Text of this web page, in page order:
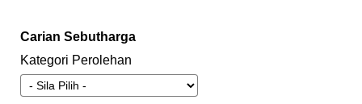
Carian Sebutharga
Kategori Perolehan